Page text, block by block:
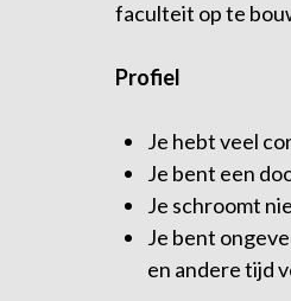
faculteit op te
Profiel
Je hebt veel
Je bent een
Je schroomt
Je bent
en andere tijd